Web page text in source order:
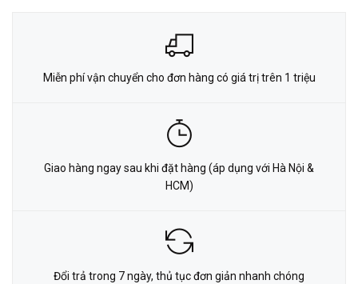
Miễn phí vận chuyển cho đơn hàng có giá trị trên 1 triệu
Giao hàng ngay sau khi đặt hàng (áp dụng với Hà Nội &
HCM)
Đổi trả trong 7 ngày, thủ tục đơn giản nhanh chóng